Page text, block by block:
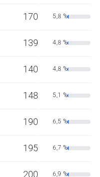
170 5,8 %
139 4,8 %
140 4,8 %
148 5,1 %
190 6,5 %
195 6,7 %
200 6,9 %